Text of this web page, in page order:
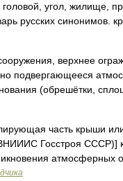
угол, жилище,
русских синонимов.
верхнее
подвергающееся
(обрешётки,
часть крыши
Госстроя СССР)]
атмосферных